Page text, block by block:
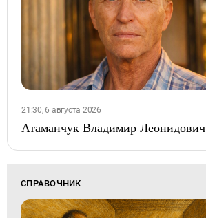
21:30, 6 августа 2026
Атаманчук Владимир Леонидович
СПРАВОЧНИК